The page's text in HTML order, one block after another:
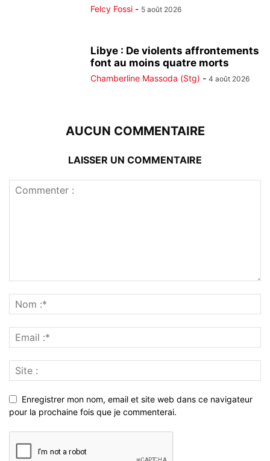
Felcy Fossi - 5 août 2026
Libye : De violents affrontements
font au moins quatre morts
Chamberline Massoda (Stg) - 4 août 2026
AUCUN COMMENTAIRE
LAISSER UN COMMENTAIRE
Enregistrer mon nom, email et site web dans ce navigateur
pour la prochaine fois que je commenterai.